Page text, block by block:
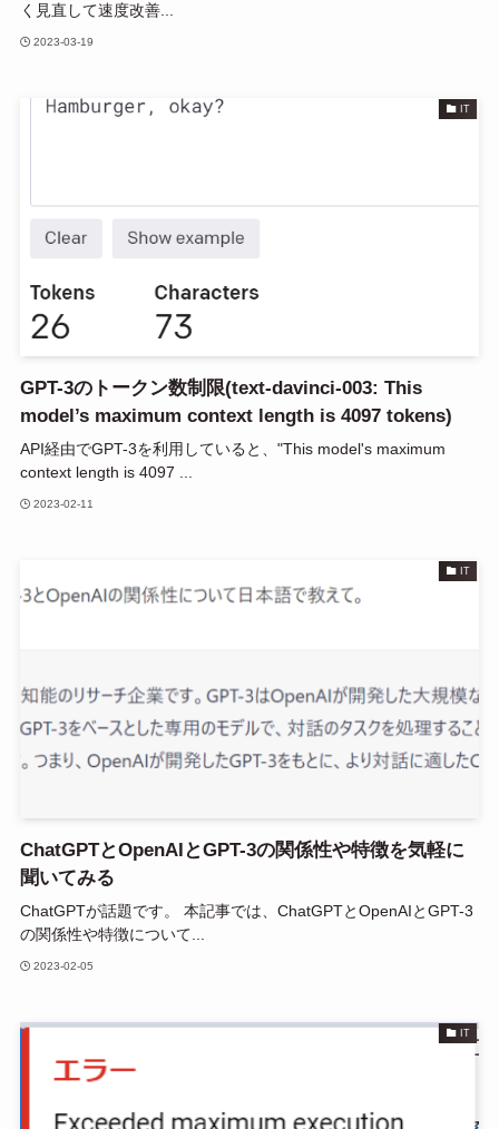
く見直して速度改善...
2023-03-19
IT
GPT-3のトークン数制限(text-davinci-003: This
model’s maximum context length is 4097 tokens)
API経由でGPT-3を利用していると、"This model's maximum
context length is 4097 ...
2023-02-11
IT
ChatGPTとOpenAIとGPT-3の関係性や特徴を気軽に
聞いてみる
ChatGPTが話題です。 本記事では、ChatGPTとOpenAIとGPT-3
の関係性や特徴について...
2023-02-05
IT